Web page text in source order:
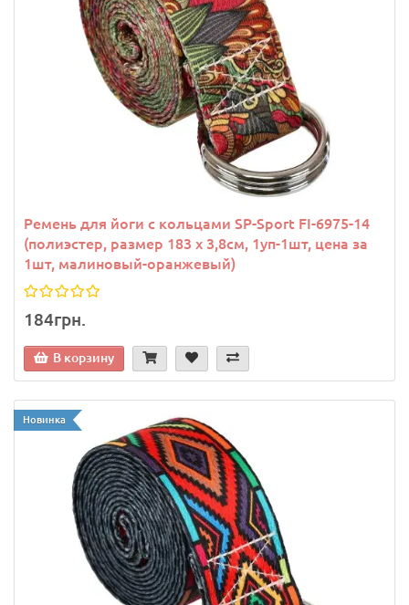
Ремень для йоги с кольцами SP-Sport FI-6975-14
(полиэстер, размер 183 x 3,8см, 1уп-1шт, цена за
1шт, малиновый-оранжевый)
184грн.
В корзину
Новинка